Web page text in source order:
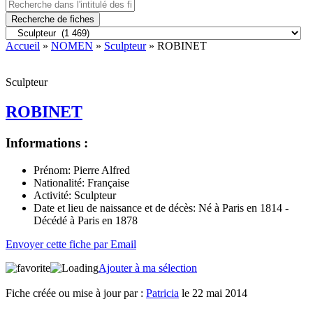
Recherche de fiches
Accueil » NOMEN » Sculpteur» ROBINET
Sculpteur
ROBINET
Informations :
Prénom: Pierre Alfred
Nationalité: Française
Activité: Sculpteur
Date et lieu de naissance et de décès: Né à Paris en 1814 -
Décédé à Paris en 1878
Envoyer cette fiche par Email
Ajouter à ma sélection
Fiche créée ou mise à jour par : Patricia le 22 mai 2014